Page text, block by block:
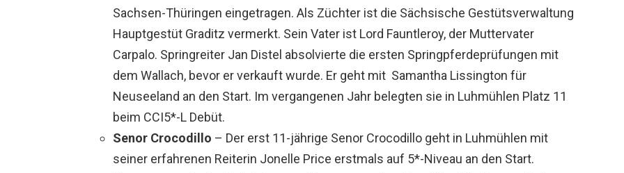
Sachsen-Thüringen eingetragen. Als Züchter ist die Sächsische Gestütsverwaltung
Hauptgestüt Graditz vermerkt. Sein Vater ist Lord Fauntleroy, der Muttervater
Carpalo. Springreiter Jan Distel absolvierte die ersten Springpferdeprüfungen mit
dem Wallach, bevor er verkauft wurde. Er geht mit Samantha Lissington für
Neuseeland an den Start. Im vergangenen Jahr belegten sie in Luhmühlen Platz 11
beim CCI5*-L Debüt.
Senor Crocodillo – Der erst 11-jährige Senor Crocodillo geht in Luhmühlen mit
seiner erfahrenen Reiterin Jonelle Price erstmals auf 5*-Niveau an den Start.